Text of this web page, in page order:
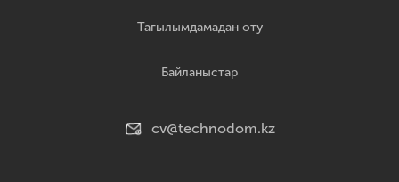
Тағылымдамадан өту
Байланыстар
cv@technodom.kz